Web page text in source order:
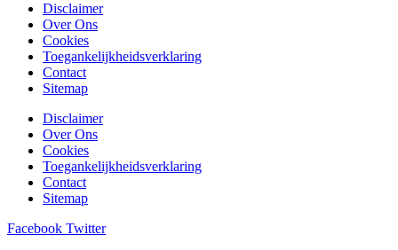
Disclaimer
Over Ons
Cookies
Toegankelijkheidsverklaring
Contact
Sitemap
Disclaimer
Over Ons
Cookies
Toegankelijkheidsverklaring
Contact
Sitemap
Facebook Twitter